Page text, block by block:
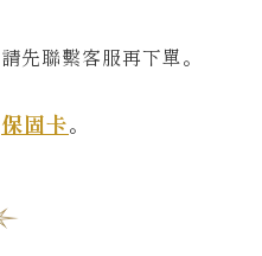
請先聯繫客服再下單。
保固卡。